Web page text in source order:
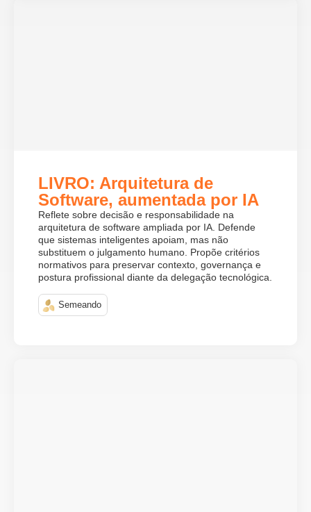
LIVRO: Arquitetura de
Software, aumentada por IA
Reflete sobre decisão e responsabilidade na
arquitetura de software ampliada por IA. Defende
que sistemas inteligentes apoiam, mas não
substituem o julgamento humano. Propõe critérios
normativos para preservar contexto, governança e
postura profissional diante da delegação tecnológica.
Semeando